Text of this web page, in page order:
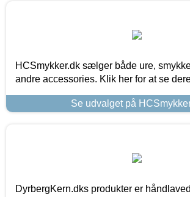
HCSmykker.dk sælger både ure,
andre accessories. Klik her for at se
Se udvalget på
DyrbergKern.dks produkter er